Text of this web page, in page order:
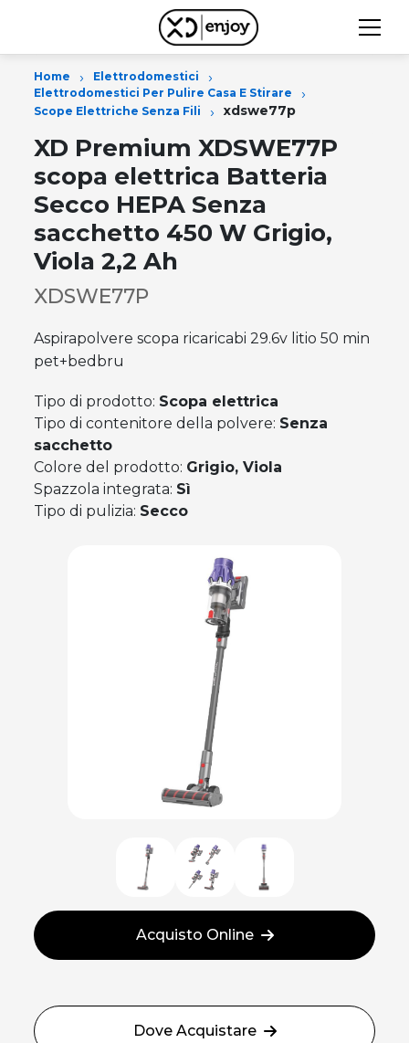
Home › Elettrodomestici ›
Elettrodomestici Per Pulire Casa E Stirare ›
Scope Elettriche Senza Fili › xdswe77p
XD Premium XDSWE77P
scopa elettrica Batteria
Secco HEPA Senza
sacchetto 450 W Grigio,
Viola 2,2 Ah
XDSWE77P
Aspirapolvere scopa ricaricabi 29.6v litio 50 min
pet+bedbru
Tipo di prodotto: Scopa elettrica
Tipo di contenitore della polvere: Senza
sacchetto
Colore del prodotto: Grigio, Viola
Spazzola integrata: Sì
Tipo di pulizia: Secco
Acquisto Online
Dove Acquistare